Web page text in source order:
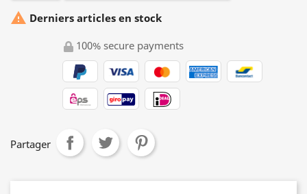
 Derniers articles en stock
100% secure payments
Partager